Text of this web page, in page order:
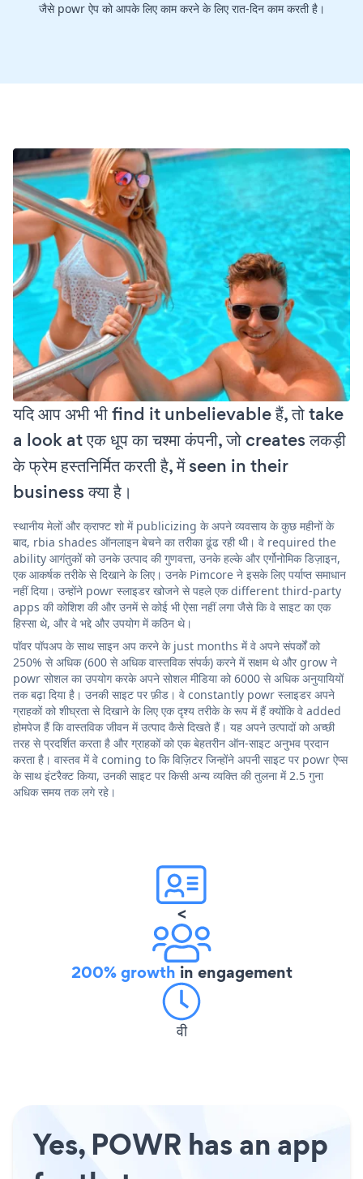
जैसे powr ऐप को आपके लिए काम करने के लिए रात-दिन काम करती है।
यदि आप अभी भी find it unbelievable हैं, तो take
a look at एक धूप का चश्मा कंपनी, जो creates लकड़ी
के फ्रेम हस्तनिर्मित करती है, में seen in their
business क्या है।
स्थानीय मेलों और क्राफ्ट शो में publicizing के अपने व्यवसाय के कुछ महीनों के
बाद, rbia shades ऑनलाइन बेचने का तरीका ढूंढ रही थी। वे required the
ability आगंतुकों को उनके उत्पाद की गुणवत्ता, उनके हल्के और एर्गोनोमिक डिज़ाइन,
एक आकर्षक तरीके से दिखाने के लिए। उनके Pimcore ने इसके लिए पर्याप्त समाधान
नहीं दिया। उन्होंने powr स्लाइडर खोजने से पहले एक different third-party
apps की कोशिश की और उनमें से कोई भी ऐसा नहीं लगा जैसे कि वे साइट का एक
हिस्सा थे, और वे भद्दे और उपयोग में कठिन थे।
पॉवर पॉपअप के साथ साइन अप करने के just months में वे अपने संपर्कों को
250% से अधिक (600 से अधिक वास्तविक संपर्क) करने में सक्षम थे और grow ने
powr सोशल का उपयोग करके अपने सोशल मीडिया को 6000 से अधिक अनुयायियों
तक बढ़ा दिया है। उनकी साइट पर फ़ीड। वे constantly powr स्लाइडर अपने
ग्राहकों को शीघ्रता से दिखाने के लिए एक दृश्य तरीके के रूप में हैं क्योंकि वे added
होमपेज हैं कि वास्तविक जीवन में उत्पाद कैसे दिखते हैं। यह अपने उत्पादों को अच्छी
तरह से प्रदर्शित करता है और ग्राहकों को एक बेहतरीन ऑन-साइट अनुभव प्रदान
करता है। वास्तव में वे coming to कि विज़िटर जिन्होंने अपनी साइट पर powr ऐप्स
के साथ इंटरैक्ट किया, उनकी साइट पर किसी अन्य व्यक्ति की तुलना में 2.5 गुना
अधिक समय तक लगे रहे।
<
200% growth in engagement
वी
Yes, POWR has an app